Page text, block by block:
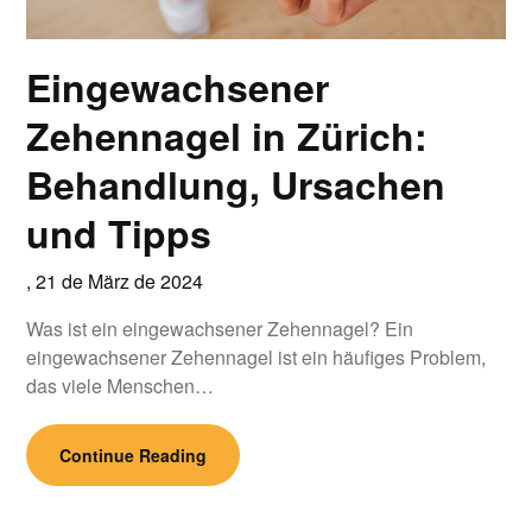
Eingewachsener
Zehennagel in Zürich:
Behandlung, Ursachen
und Tipps
,21 de März de 2024
Was ist ein eingewachsener Zehennagel? Ein
eingewachsener Zehennagel ist ein häufiges Problem,
das viele Menschen…
Continue Reading